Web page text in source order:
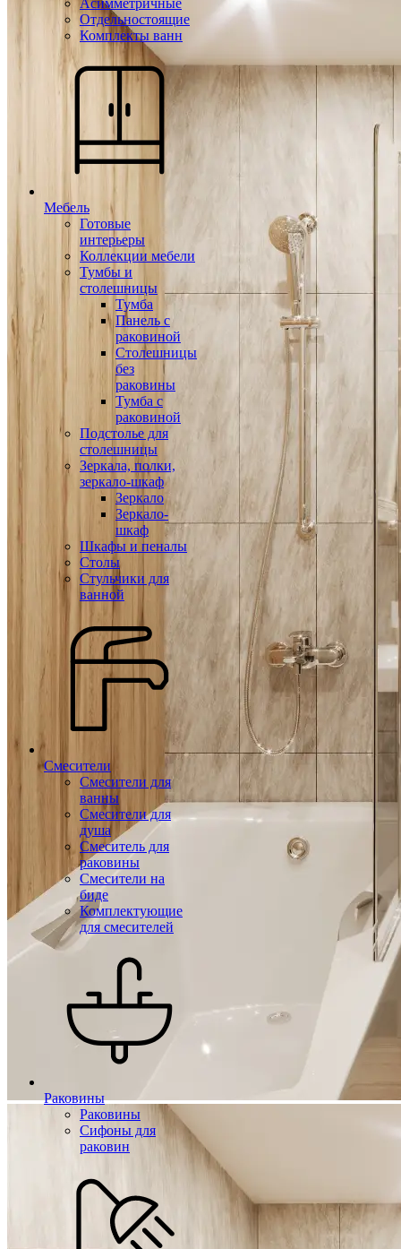
Асимметричные
Отдельностоящие
Комплекты ванн
Мебель
Готовые
интерьеры
Коллекции мебели
Тумбы и
столешницы
Тумба
Панель с
раковиной
Столешницы
без
раковины
Тумба с
раковиной
Подстолье для
столешницы
Зеркала, полки,
зеркало-шкаф
Зеркало
Зеркало-
шкаф
Шкафы и пеналы
Столы
Стульчики для
ванной
Смесители
Смесители для
ванны
Смесители для
душа
Смеситель для
раковины
Смесители на
биде
Комплектующие
для смесителей
Раковины
Раковины
Сифоны для
раковин